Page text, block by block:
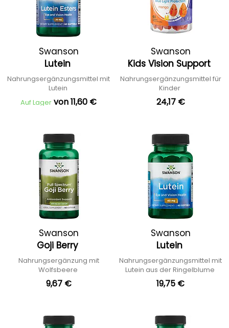
Swanson
Lutein
Nahrungsergänzungsmittel mit
Lutein
Auf Lager von 11,60 €
Swanson
Kids Vision Support
Nahrungsergänzungsmittel für
Kinder
24,17 €
Swanson
Goji Berry
Nahrungsergänzung mit
Wolfsbeere
9,67 €
Swanson
Lutein
Nahrungsergänzungsmittel mit
Lutein aus der Ringelblume
19,75 €